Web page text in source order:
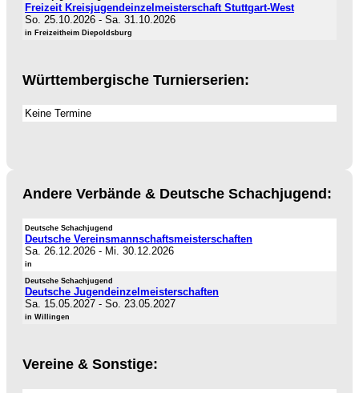
Freizeit Kreisjugendeinzelmeisterschaft Stuttgart-West
So. 25.10.2026 - Sa. 31.10.2026
in Freizeitheim Diepoldsburg
Württembergische Turnierserien:
Keine Termine
Andere Verbände & Deutsche Schachjugend:
Deutsche Schachjugend
Deutsche Vereinsmannschaftsmeisterschaften
Sa. 26.12.2026 - Mi. 30.12.2026
in
Deutsche Schachjugend
Deutsche Jugendeinzelmeisterschaften
Sa. 15.05.2027 - So. 23.05.2027
in Willingen
Vereine & Sonstige: